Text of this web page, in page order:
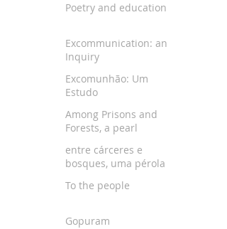
Poetry and education
Excommunication: an
Inquiry
Excomunhão: Um
Estudo
Among Prisons and
Forests, a pearl
entre cárceres e
bosques, uma pérola
To the people
Gopuram